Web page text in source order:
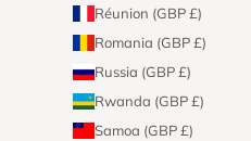
Réunion (GBP £)
Romania (GBP £)
Russia (GBP £)
Rwanda (GBP £)
Samoa (GBP £)